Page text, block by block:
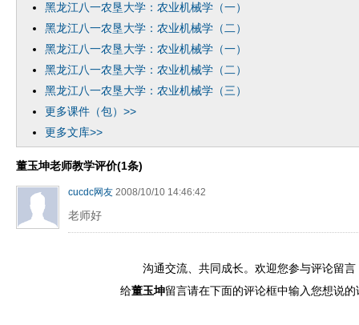
黑龙江八一农垦大学：农业机械学（一）
黑龙江八一农垦大学：农业机械学（二）
黑龙江八一农垦大学：农业机械学（一）
黑龙江八一农垦大学：农业机械学（二）
黑龙江八一农垦大学：农业机械学（三）
更多课件（包）>>
更多文库>>
董玉坤老师教学评价(1条)
cucdc网友 2008/10/10 14:46:42
老师好
沟通交流、共同成长。欢迎您参与评论留言
给董玉坤留言请在下面的评论框中输入您想说的